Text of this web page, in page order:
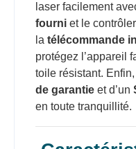
laser facilement
fourni et le
la télécommande
protégez l’appareil
toile résistant.
de garantie et d’un
en toute tranquillité.